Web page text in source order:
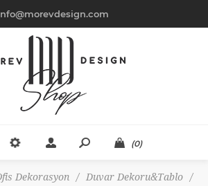
(0)
Dekorasyon / Duvar Dekoru&Tablo
/